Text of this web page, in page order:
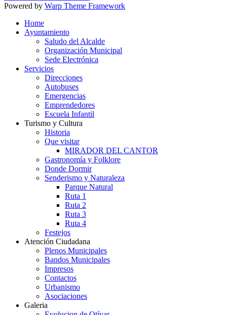
Powered by Warp Theme Framework
Home
Ayuntamiento
Saludo del Alcalde
Organización Municipal
Sede Electrónica
Servicios
Direcciones
Autobuses
Emergencias
Emprendedores
Escuela Infantil
Turismo y Cultura
Historia
Que visitar
MIRADOR DEL CANTOR
Gastronomía y Folklore
Donde Dormir
Senderismo y Naturaleza
Parque Natural
Ruta 1
Ruta 2
Ruta 3
Ruta 4
Festejos
Atención Ciudadana
Plenos Municipales
Bandos Municipales
Impresos
Contactos
Urbanismo
Asociaciones
Galeria